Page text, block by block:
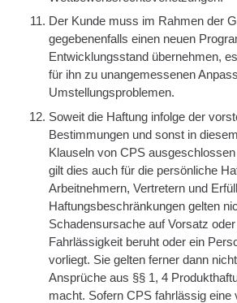
Der Kunde muss im Rahmen der
gegebenenfalls einen neuen
Entwicklungsstand übernehmen,
für ihn zu unangemessenen
Umstellungsproblemen.
Soweit die Haftung infolge der
Bestimmungen und sonst in
Klauseln von CPS
gilt dies auch für die persönliche
Arbeitnehmern, Vertretern und
Haftungsbeschränkungen gelten
Schadensursache auf Vorsatz
Fahrlässigkeit beruht oder ein
vorliegt. Sie gelten ferner dann
Ansprüche aus §§ 1, 4
macht. Sofern CPS fahrlässig eine